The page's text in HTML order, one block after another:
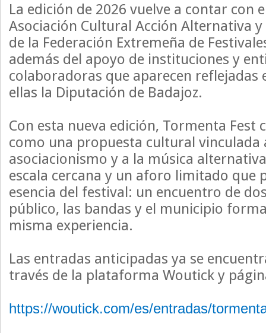
La edición de 2026 vuelve a contar con
Asociación Cultural Acción Alternativa
de la Federación Extremeña de
además del apoyo de instituciones y
colaboradoras que aparecen reflejadas
ellas la Diputación de Badajoz.
Con esta nueva edición, Tormenta Fest
como una propuesta cultural
asociacionismo y a la música
escala cercana y un aforo limitado que
esencia del festival: un encuentro de
público, las bandas y el municipio
misma experiencia.
Las entradas anticipadas ya se
través de la plataforma Woutick y
https://woutick.com/es/entradas/